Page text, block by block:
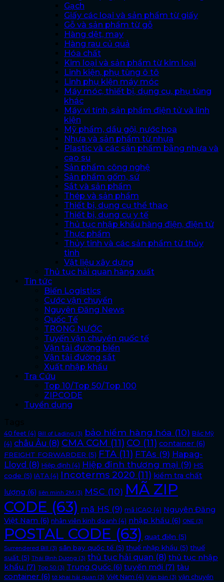
Gạch
Giấy các loại và sản phẩm từ giấy
Gỗ và sản phẩm từ gỗ
Hàng dệt, may
Hàng rau củ quả
Hóa chất
Kim loại và sản phẩm từ kim loại
Linh kiện, phụ tùng ô tô
Linh phụ kiện máy móc
Máy móc, thiết bị, dụng cụ, phụ tùng
khác
Máy vi tính, sản phẩm điện tử và linh
kiện
Mỹ phẩm, dầu gội, nước hoa
Nhựa và sản phẩm từ nhựa
Plastic và các sản phẩm bằng nhựa và
cao su
Sản phẩm công nghệ
Sản phẩm gốm, sứ
Sắt và sản phẩm
Thép và sản phẩm
Thiết bị, dụng cụ thể thao
Thiết bị, dụng cụ y tế
Thủ tục nhập khẩu hàng điện, điện tử
Thực phẩm
Thủy tinh và các sản phẩm từ thủy
tinh
Vật liệu xây dựng
Thủ tục hải quan hàng xuất
Tin tức
Biến Logistics
Cước vận chuyển
Nguyên Đăng News
Quốc Tế
TRONG NƯỚC
Tuyến vận chuyển quốc tế
Vận tải đường biển
Vận tải đường sắt
Xuất nhập khẩu
Tra Cứu
Top 10/Top 50/Top 100
ZIPCODE
Tuyển dụng
40 feet (4) Bill of Lading (3) bảo hiểm hàng hóa (10) Bắc Mỹ
(4) châu Âu (8) CMA CGM (11) CO (11) container (6)
FREIGHT FORWARDER (5) FTA (11) FTAs (9) Hapag-
Lloyd (8) Hiệp định (4) Hiệp định thương mại (9) HS
code (5) IATA (4) Incoterms 2020 (11) kiểm tra chất
lượng (6) liên minh 2M (3) MSC (10) MÃ ZIP
CODE (63) mã HS (9) mã ICAO (4) Nguyên Đăng
Việt Nam (6) nhân viên kinh doanh (4) nhập khẩu (6) ONE (3)
POSTAL CODE (63) quạt điện (5)
Surrendered Bill (3) sân bay quốc tế (5) thuế nhập khẩu (5) thuế
suất (5) Thái Bình Dương (3) thủ tục hải quan (8) thủ tục nhập
khẩu (7) Top 50 (3) Trung Quốc (6) tuyến mới (7) tàu
container (6) tờ khai hải quan (3) Việt Nam (4) Văn bản (3) vận chuyển